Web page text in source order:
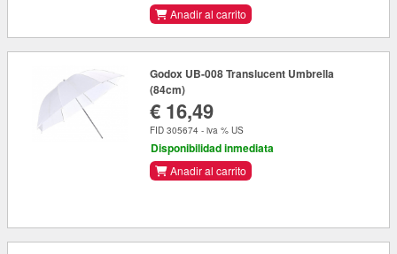
Anadir al carrito
Godox UB-008 Translucent Umbrella
(84cm)
€ 16,49
FID 305674 - iva % US
Disponibilidad inmediata
Anadir al carrito